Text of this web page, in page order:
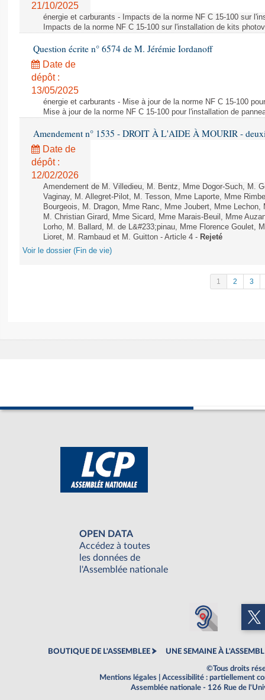
21/10/2025
énergie et carburants - Impacts de la norme NF C 15-100 sur
Impacts de la norme NF C 15-100 sur l'installation de kits
Question écrite n° 6574 de M. Jérémie Iordanoff
Date de
dépôt :
13/05/2025
énergie et carburants - Mise à jour de la norme NF C 15-100
Mise à jour de la norme NF C 15-100 pour l'installation de
Amendement n° 1535 - DROIT À L'AIDE À MOURIR -
Date de
dépôt :
12/02/2026
Amendement de M. Villedieu, M. Bentz, Mme Dogor-Such, M.
Vaginay, M. Allegret-Pilot, M. Tesson, Mme Laporte, Mme
Bourgeois, M. Dragon, Mme Ranc, Mme Joubert, Mme
M. Christian Girard, Mme Sicard, Mme Marais-Beuil, Mme
Lorho, M. Ballard, M. de L&#233;pinau, Mme Florence Goulet,
Lioret, M. Rambaud et M. Guitton - Article 4 - Rejeté
Voir le dossier (Fin de vie)
1 2 3
OPEN DATA
Accédez à toutes
les données de
l'Assemblée nationale
BOUTIQUE DE L'ASSEMBLEE UNE SEMAINE À
©Tous droits
Mentions légales
Accessibilité : partiellement
Assemblée nationale - 126 Rue de